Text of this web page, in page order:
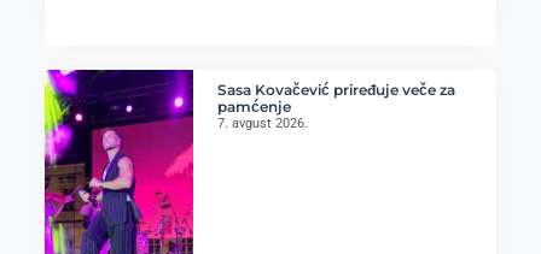
Sasa Kovačević priređuje veče za
pamćenje
7. avgust 2026.